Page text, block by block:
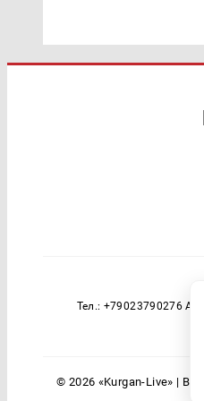
Тел.: +79023790276
© 2026 «Kurgan-Live» |